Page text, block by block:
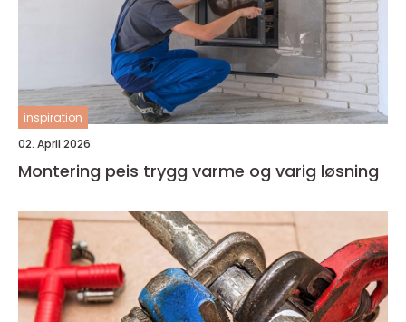
inspiration
02. April 2026
Montering peis trygg varme og varig løsning